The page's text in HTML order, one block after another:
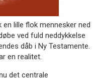
en lille flok mennesker ned
ved fuld neddykkelse
dåb i Ny Testamente.
en realitet.
det centrale